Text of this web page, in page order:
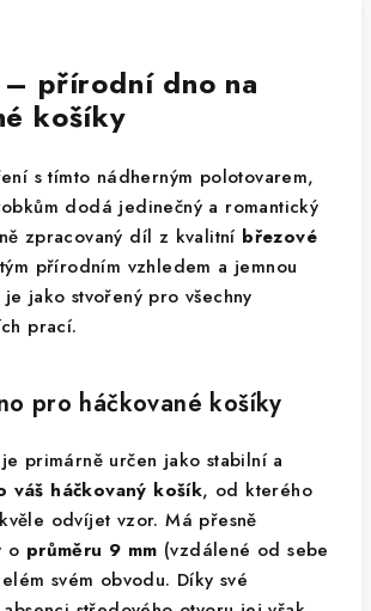
– přírodní dno na
košíky
s tímto nádherným polotovarem,
dodá jedinečný a romantický
zpracovaný díl z kvalitní březové
přírodním vzhledem a jemnou
jako stvořený pro všechny
prací.
pro háčkované košíky
primárně určen jako stabilní a
váš háčkovaný košík, od kterého
odvíjet vzor. Má přesně
o průměru 9 mm (vzdálené od sebe
svém obvodu. Díky své